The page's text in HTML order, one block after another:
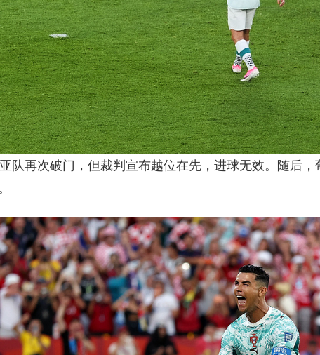
队再次破门，但裁判宣布越位在先，进球无效。随后